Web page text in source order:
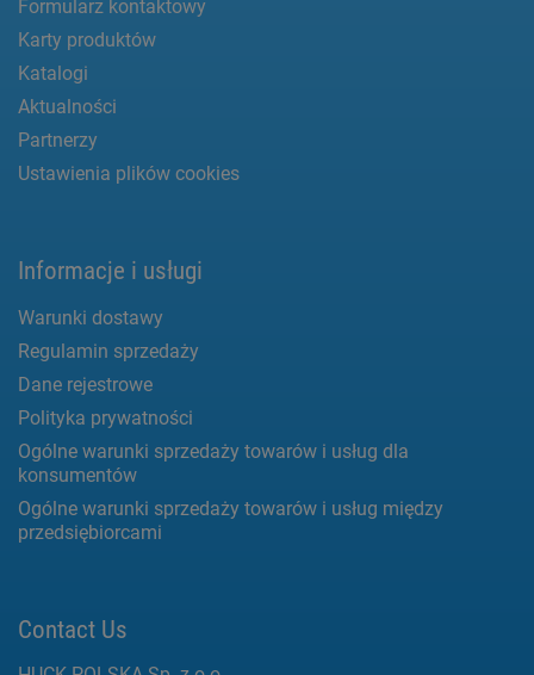
Formularz kontaktowy
Karty produktów
Katalogi
Aktualności
Partnerzy
Ustawienia plików cookies
Informacje i usługi
Warunki dostawy
Regulamin sprzedaży
Dane rejestrowe
Polityka prywatności
Ogólne warunki sprzedaży towarów i usług dla
konsumentów
Ogólne warunki sprzedaży towarów i usług między
przedsiębiorcami
Contact Us